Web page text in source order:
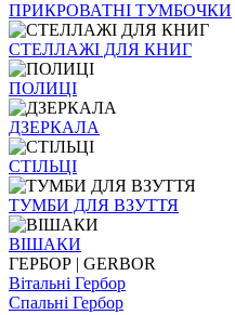
ПРИКРОВАТНІ ТУМБОЧКИ
СТЕЛЛАЖІ ДЛЯ КНИГ
ПОЛИЦІ
ДЗЕРКАЛА
СТІЛЬЦI
ТУМБИ ДЛЯ ВЗУТТЯ
ВІШАКИ
ГЕРБОР | GERBOR
Вітальні Гербор
Спальні Гербор